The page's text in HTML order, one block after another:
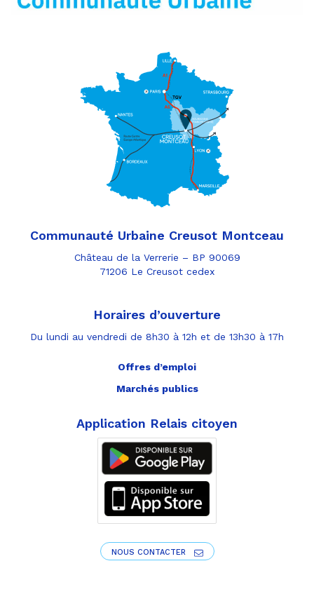
Communauté Urbaine Creusot Montceau
Château de la Verrerie – BP 90069
71206 Le Creusot cedex
Horaires d’ouverture
Du lundi au vendredi de 8h30 à 12h et de 13h30 à 17h
Offres d’emploi
Marchés publics
Application Relais citoyen
NOUS CONTACTER